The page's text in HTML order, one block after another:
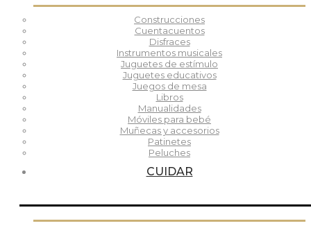
Construcciones
Cuentacuentos
Disfraces
Instrumentos musicales
Juguetes de estímulo
Juguetes educativos
Juegos de mesa
Libros
Manualidades
Móviles para bebé
Muñecas y accesorios
Patinetes
Peluches
CUIDAR